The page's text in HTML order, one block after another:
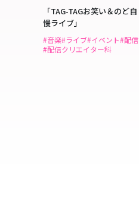
「TAG-TAGお笑い＆のど自
慢ライブ」
#音楽#ライブ#イベント#配信
#配信クリエイター科